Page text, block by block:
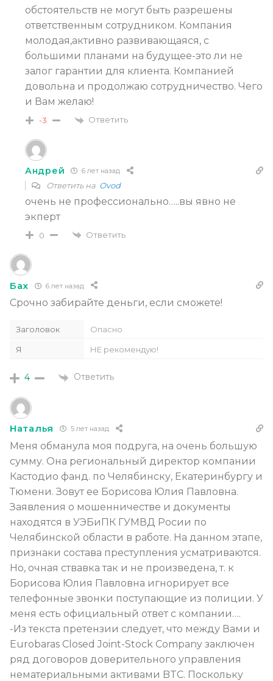
обстоятельств не могут быть разрешены
ответственным сотрудником. Компания
молодая,активно развивающаяся, с
большими планами на будущее-это ли не
залог гарантии для клиента. Компанией
довольна и продолжаю сотрудничество. Чего
и Вам желаю!
-3 Ответить
Андрей 6 лет назад
Ответить на Ovod
очень не профессионально…..вы явно не
экперт
0 Ответить
Бах 6 лет назад
Срочно забирайте деньги, если сможете!
Заголовок Опасно
Я НЕ рекомендую!
4 Ответить
Наталья 5 лет назад
Меня обманула моя подруга, на очень большую
сумму. Она региональный директор компании
Кастодио фанд. по Челябинску, Екатеринбургу и
Тюмени. Зовут ее Борисова Юлия Павловна.
Заявления о мошенничестве и документы
находятся в УЭБиПК ГУМВД Росии по
Челябинской области в работе. На данном этапе,
признаки состава преступления усматриваются.
Но, очная ствавка так и не произведена, т. к
Борисова Юлия Павловна игнорирует все
телефонные звонки поступающие из полиции. У
меня есть официальный ответ с компании….
-Из текста претензии следует, что между Вами и
Eurobaras Closed Joint-Stock Company заключен
ряд договоров доверительного управления
нематериальными активами BTC. Поскольку